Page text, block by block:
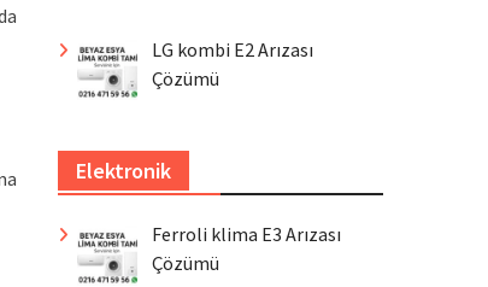
LG kombi E2 Arızası
Çözümü
Elektronik
Ferroli klima E3 Arızası
Çözümü